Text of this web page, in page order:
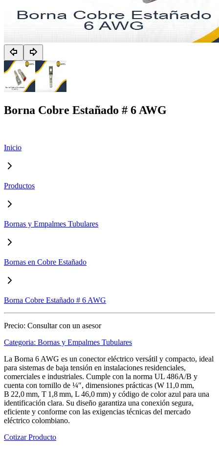
Borna Cobre Estañado # 6 AWG
Inicio
Productos
Bornas y Empalmes Tubulares
Bornas en Cobre Estañado
Borna Cobre Estañado # 6 AWG
Precio: Consultar con un asesor
Categoria: Bornas y Empalmes Tubulares
La Borna 6 AWG es un conector eléctrico versátil y compacto, ideal
para sistemas de baja tensión en instalaciones residenciales,
comerciales e industriales. Cumple con la norma UL 486A/B y
cuenta con tornillo de ¼″, dimensiones prácticas (W 11,0 mm,
B 22,0 mm, T 1,8 mm, L 46,0 mm) y código de color azul para una
identificación clara. Su diseño garantiza una conexión segura,
eficiente y conforme con las exigencias técnicas del mercado
eléctrico colombiano.
Cotizar Producto